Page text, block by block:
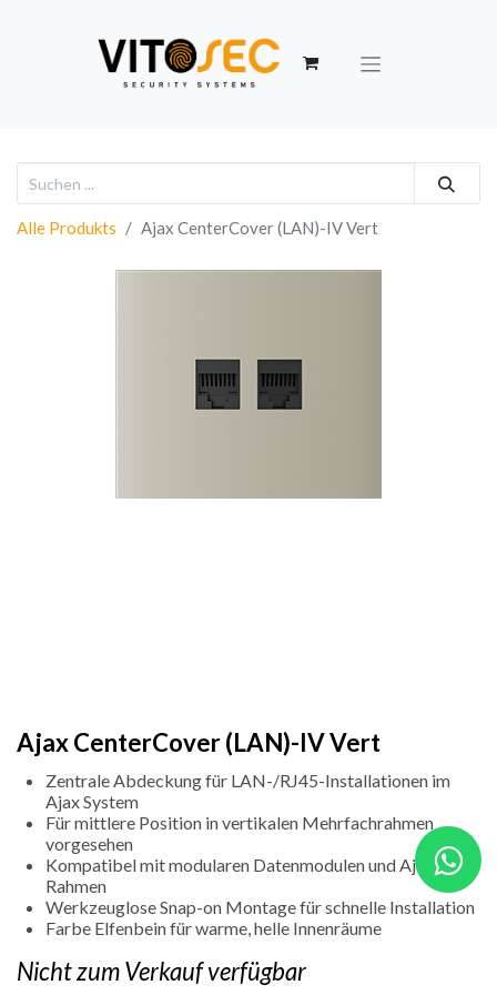
Alle Produkts Ajax CenterCover (LAN)-IV Vert
Ajax CenterCover (LAN)-IV Vert
Zentrale Abdeckung für LAN-/RJ45-Installationen im
Ajax System
Für mittlere Position in vertikalen Mehrfachrahmen
vorgesehen
Kompatibel mit modularen Datenmodulen und Ajax
Rahmen
Werkzeuglose Snap-on Montage für schnelle Installation
Farbe Elfenbein für warme, helle Innenräume
Nicht zum Verkauf verfügbar